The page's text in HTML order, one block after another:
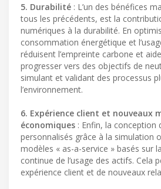
5. Durabilité : L’un des bénéfices
tous les précédents, est la
numériques à la durabilité. En
consommation énergétique et
réduisent l’empreinte carbone et
progresser vers des objectifs de
simulant et validant des processus
l’environnement.
6. Expérience client et nouveaux
économiques : Enfin, la conception
personnalisés grâce à la simulation
modèles « as-a-service » basés sur
continue de l’usage des actifs. Cela
expérience client et de nouveaux